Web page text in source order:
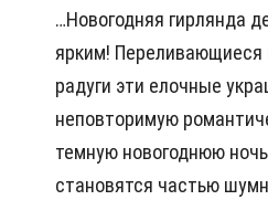
…Новогодняя гирлянда
ярким! Переливающиеся
радуги эти елочные
неповторимую
темную новогоднюю
становятся частью